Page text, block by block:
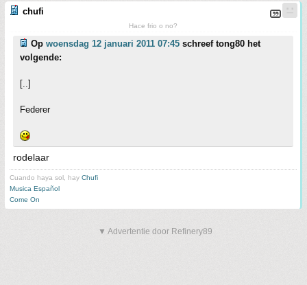
chufi
Hace frio o no?
Op woensdag 12 januari 2011 07:45 schreef tong80 het
volgende:
[..]
Federer
rodelaar
Cuando haya sol, hay Chufi
Musica Español
Come On
▼ Advertentie door Refinery89